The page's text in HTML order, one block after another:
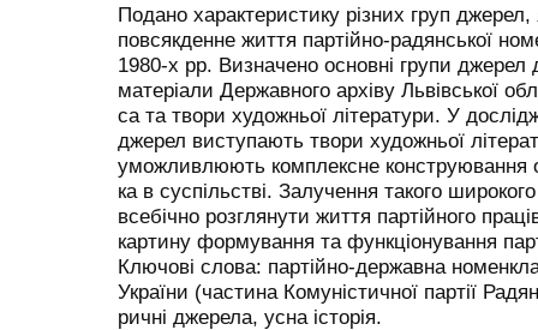
Подано характеристику різних груп
повсякденне життя партійно-радянської
1980-х рр. Визначено основні групи джерел
матеріали Державного архіву Львівської
са та твори художньої літератури. У
джерел виступають твори художньої
уможливлюють комплексне конструювання
ка в суспільстві. Залучення такого
всебічно розглянути життя партійного
картину формування та функціонування
Ключові слова: партійно-державна
України (частина Комуністичної партії
ричні джерела, усна історія.